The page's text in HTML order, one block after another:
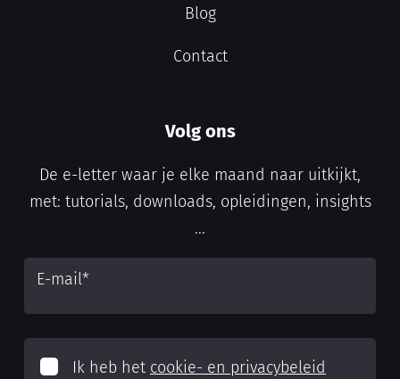
Blog
Contact
Volg ons
De e-letter waar je elke maand naar uitkijkt,
met: tutorials, downloads, opleidingen, insights
...
E-mail*
Ik heb het cookie- en privacybeleid